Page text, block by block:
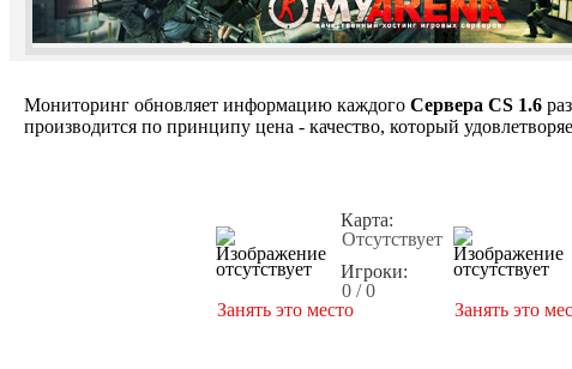
Мониторинг обновляет информацию каждого Сервера CS 1.6
производится по принципу цена - качество, который
Карта:
Отсутствует
Игроки:
0 / 0
Занять это место
Занять это